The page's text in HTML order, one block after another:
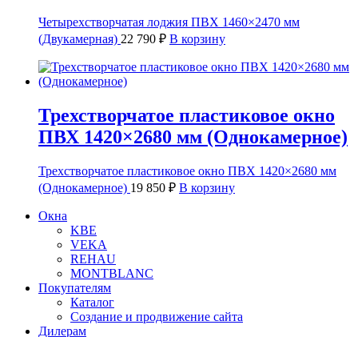
Четырехстворчатая лоджия ПВХ 1460×2470 мм
(Двукамерная) 22 790 ₽ В корзину
Трехстворчатое пластиковое окно
ПВХ 1420×2680 мм (Однокамерное)
Трехстворчатое пластиковое окно ПВХ 1420×2680 мм
(Однокамерное) 19 850 ₽ В корзину
Окна
KBE
VEKA
REHAU
MONTBLANC
Покупателям
Каталог
Создание и продвижение сайта
Дилерам